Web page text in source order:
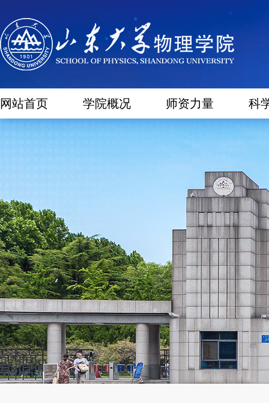
网站首页 学院概况 师资力量 科